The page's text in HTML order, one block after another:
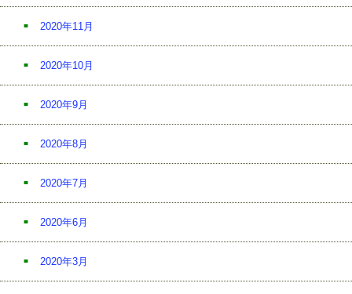
2020年11月
2020年10月
2020年9月
2020年8月
2020年7月
2020年6月
2020年3月